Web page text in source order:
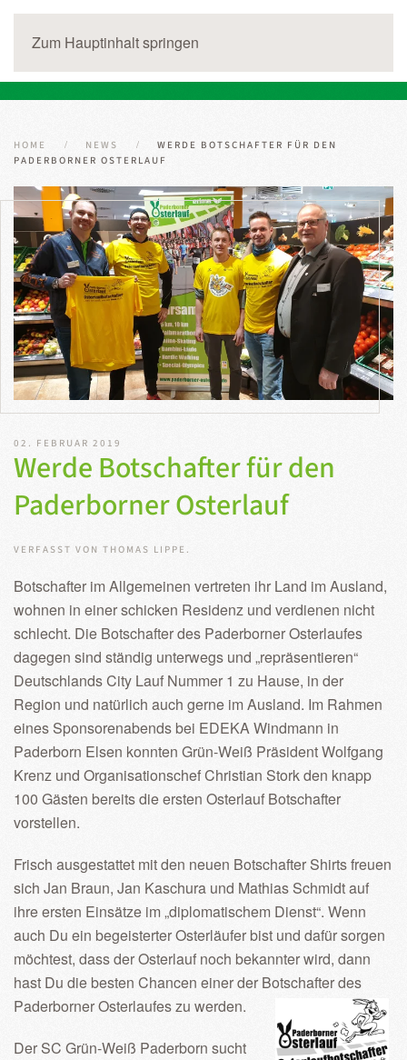
Zum Hauptinhalt springen
HOME NEWS
WERDE BOTSCHAFTER FÜR DEN
PADERBORNER OSTERLAUF
02. FEBRUAR 2019
Werde Botschafter für den
Paderborner Osterlauf
VERFASST VON THOMAS LIPPE.
Botschafter im Allgemeinen vertreten ihr Land im Ausland,
wohnen in einer schicken Residenz und verdienen nicht
schlecht. Die Botschafter des Paderborner Osterlaufes
dagegen sind ständig unterwegs und „repräsentieren“
Deutschlands City Lauf Nummer 1 zu Hause, in der
Region und natürlich auch gerne im Ausland. Im Rahmen
eines Sponsorenabends bei EDEKA Windmann in
Paderborn Elsen konnten Grün-Weiß Präsident Wolfgang
Krenz und Organisationschef Christian Stork den knapp
100 Gästen bereits die ersten Osterlauf Botschafter
vorstellen.
Frisch ausgestattet mit den neuen Botschafter Shirts freuen
sich Jan Braun, Jan Kaschura und Mathias Schmidt auf
ihre ersten Einsätze im „diplomatischem Dienst“. Wenn
auch Du ein begeisterter Osterläufer bist und dafür sorgen
möchtest, dass der Osterlauf noch bekannter wird, dann
hast Du die besten Chancen einer der Botschafter des
Paderborner Osterlaufes zu werden.
Der SC Grün-Weiß Paderborn sucht